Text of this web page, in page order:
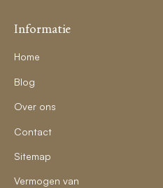
Informatie
Home
Blog
Over ons
Contact
Sitemap
Vermogen van